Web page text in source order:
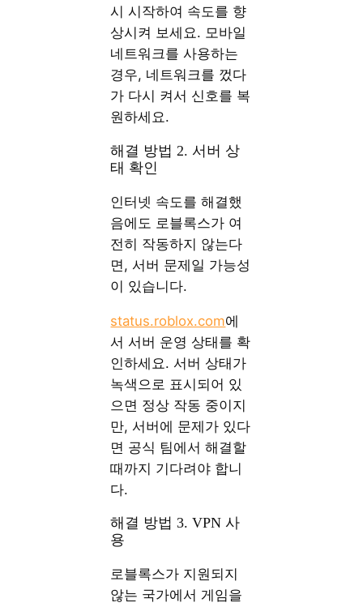
시 시작하여 속도를 향
상시켜 보세요. 모바일
네트워크를 사용하는
경우, 네트워크를 껐다
가 다시 켜서 신호를 복
원하세요.
해결 방법 2. 서버 상
태 확인
인터넷 속도를 해결했
음에도 로블록스가 여
전히 작동하지 않는다
면, 서버 문제일 가능성
이 있습니다.
status.roblox.com에
서 서버 운영 상태를 확
인하세요. 서버 상태가
녹색으로 표시되어 있
으면 정상 작동 중이지
만, 서버에 문제가 있다
면 공식 팀에서 해결할
때까지 기다려야 합니
다.
해결 방법 3. VPN 사
용
로블록스가 지원되지
않는 국가에서 게임을